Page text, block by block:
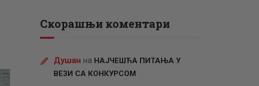
Скорашњи коментари
Душан на НАЈЧЕШЋА ПИТАЊА У
ВЕЗИ СА КОНКУРСОМ